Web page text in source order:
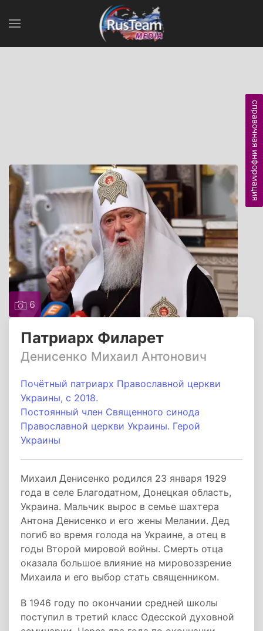
6
Патриарх Филарет
Денисенко Михаил Антонович
Почётный патриарх Православной церкви
Украины, с 2018.
Постоянный член Священного синода
Православной церкви Украины. Герой
Украины
Михаил Денисенко родился 23 января 1929
года в селе Благодатном, Донецкая область,
Украина. Мальчик вырос в семье шахтера
Антона Денисенко и его жены Мелании. Дед
погиб во время голода на Украине, а отец в
годы Второй мировой войны. Смерть отца
оказала большое влияние на мировоззрение
Михаила и его выбор стать священником.
В 1946 году по окончании средней школы
поступил в третий класс Одесской духовной
справочная информация